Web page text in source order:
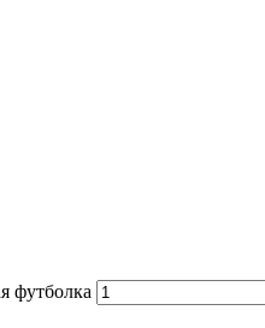
футболка